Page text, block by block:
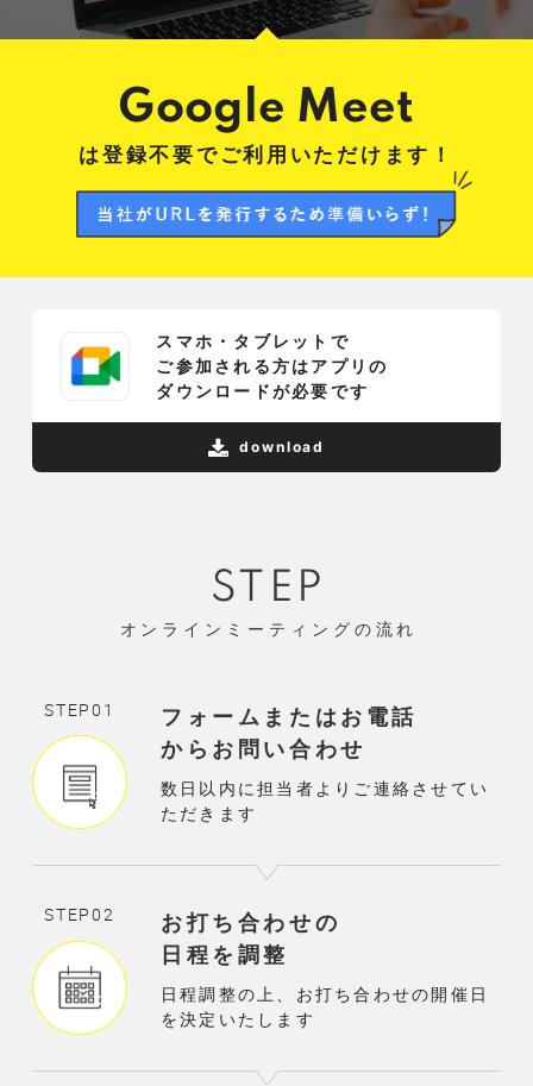
Google Meet
は登録不要でご利用いただけます！
スマホ・タブレットで
ご参加される方はアプリの
ダウンロードが必要です
download
STEP
オンラインミーティングの流れ
STEP01 フォームまたは お電話
からお問い合わせ
数日以内に担当者よりご連絡させてい
ただきます
STEP02
お打ち合わせの
日程を調整
日程調整の上、お打ち合わせの開催日
を決定いたします